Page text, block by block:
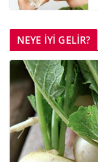
NEYE İYİ GELİR?